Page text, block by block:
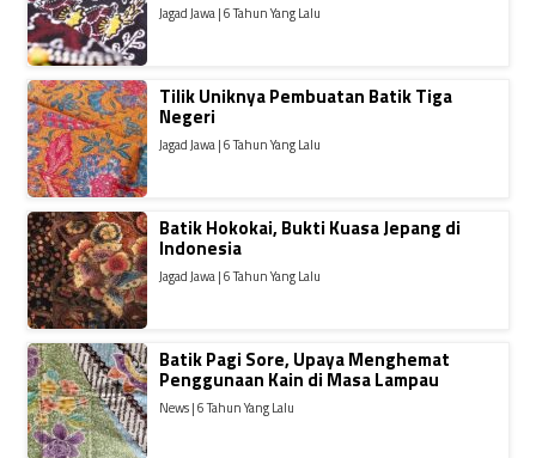
Jagad Jawa | 6 Tahun Yang Lalu
Tilik Uniknya Pembuatan Batik Tiga
Negeri
Jagad Jawa | 6 Tahun Yang Lalu
Batik Hokokai, Bukti Kuasa Jepang di
Indonesia
Jagad Jawa | 6 Tahun Yang Lalu
Batik Pagi Sore, Upaya Menghemat
Penggunaan Kain di Masa Lampau
News | 6 Tahun Yang Lalu